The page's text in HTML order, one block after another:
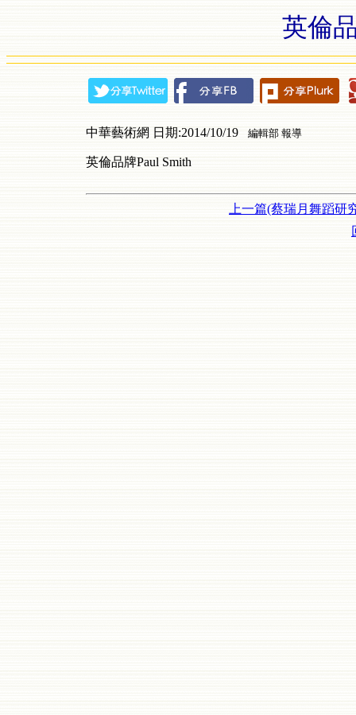
英倫
中華藝術網 日期:2014/10/19 編輯部 報導
英倫品牌Paul Smith
上一篇(蔡瑞月舞蹈研